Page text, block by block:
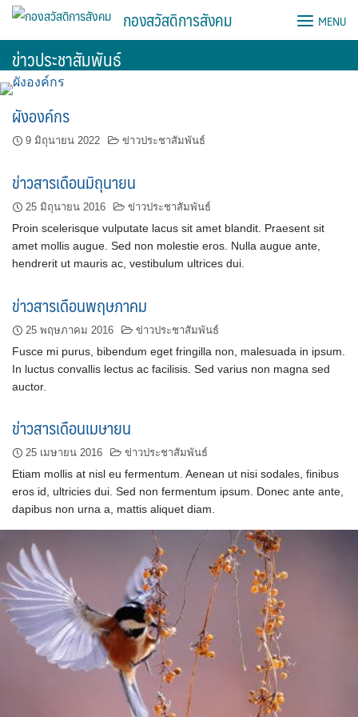
Skip
content
กองสวัสดิการสังคม MENU
ข่าวประชาสัมพันธ์
ผังองค์กร
9 มิถุนายน 2022 ข่าวประชาสัมพันธ์
ข่าวสารเดือนมิถุนายน
25 มิถุนายน 2016 ข่าวประชาสัมพันธ์
Proin scelerisque vulputate lacus sit amet blandit. Praesent sit
amet mollis augue. Sed non molestie eros. Nulla augue ante,
hendrerit ut mauris ac, vestibulum ultrices dui.
ข่าวสารเดือนพฤษภาคม
25 พฤษภาคม 2016 ข่าวประชาสัมพันธ์
Fusce mi purus, bibendum eget fringilla non, malesuada in ipsum.
In luctus convallis lectus ac facilisis. Sed varius non magna sed
auctor.
ข่าวสารเดือนเมษายน
25 เมษายน 2016 ข่าวประชาสัมพันธ์
Etiam mollis at nisl eu fermentum. Aenean ut nisi sodales, finibus
eros id, ultricies dui. Sed non fermentum ipsum. Donec ante ante,
dapibus non urna a, mattis aliquet diam.